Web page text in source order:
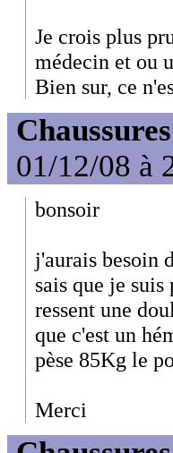
Je crois plus
médecin et ou
Bien sur, ce
01/12/08 à
bonsoir
j'aurais besoin
sais que je
ressent une
que c'est un
pèse 85Kg le
Merci